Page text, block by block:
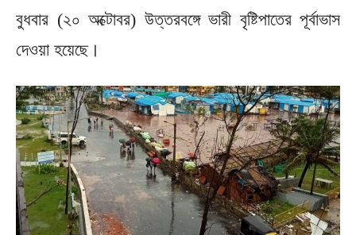
বুধবার (২০ অক্টোবর) উত্তরবঙ্গে ভারী বৃষ্টিপাতের পূর্বাভাস
দেওয়া হয়েছে।